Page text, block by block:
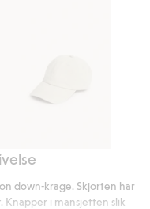
Caps
vasket
down-krage. Skjorten har
Knapper i mansjetten slik